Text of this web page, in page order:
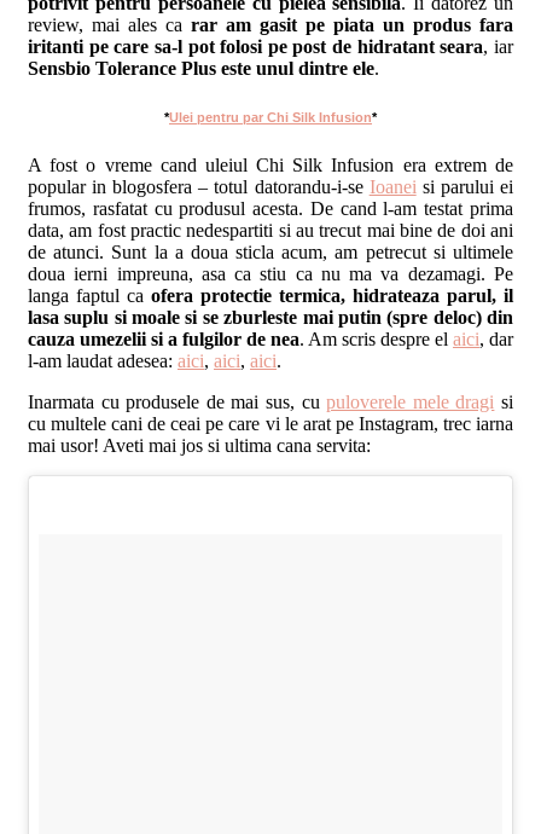
review, mai ales ca rar am gasit pe piata un produs fara
iritanti pe care sa-l pot folosi pe post de hidratant seara, iar
Sensbio Tolerance Plus este unul dintre ele.
*Ulei pentru par Chi Silk Infusion*
A fost o vreme cand uleiul Chi Silk Infusion era extrem de
popular in blogosfera – totul datorandu-i-se Ioanei si parului ei
frumos, rasfatat cu produsul acesta. De cand l-am testat prima
data, am fost practic nedespartiti si au trecut mai bine de doi ani
de atunci. Sunt la a doua sticla acum, am petrecut si ultimele
doua ierni impreuna, asa ca stiu ca nu ma va dezamagi. Pe
langa faptul ca ofera protectie termica, hidrateaza parul, il
lasa suplu si moale si se zburleste mai putin (spre deloc) din
cauza umezelii si a fulgilor de nea. Am scris despre el aici, dar
l-am laudat adesea: aici, aici, aici.
Inarmata cu produsele de mai sus, cupuloverele mele dragi si
cu multele cani de ceai pe care vi le arat pe Instagram, trec iarna
mai usor! Aveti mai jos si ultima cana servita: